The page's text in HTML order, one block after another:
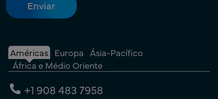
Américas Europa Ásia-Pacífico
África e Médio Oriente
+1 908 483 7958